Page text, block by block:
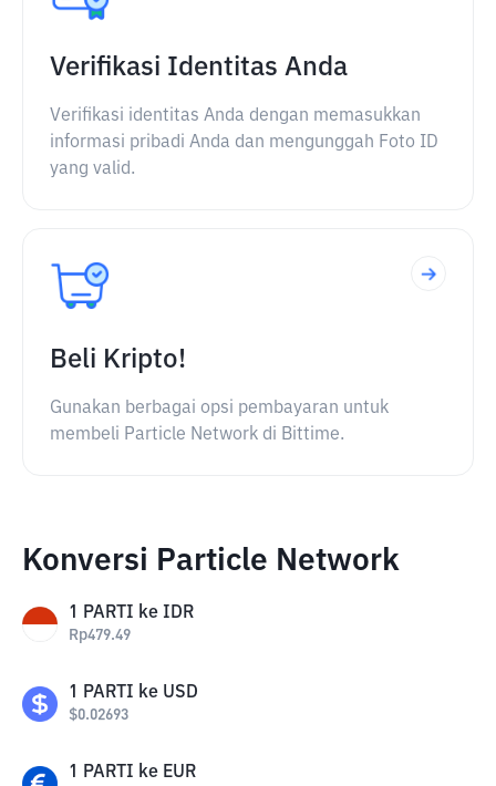
Verifikasi Identitas Anda
Verifikasi identitas Anda dengan memasukkan
informasi pribadi Anda dan mengunggah Foto ID
yang valid.
Beli Kripto!
Gunakan berbagai opsi pembayaran untuk
membeli Particle Network di Bittime.
Konversi Particle Network
1 PARTI ke IDR
Rp479.49
1 PARTI ke USD
$0.02693
1 PARTI ke EUR